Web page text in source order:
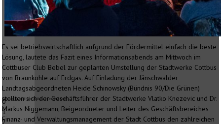
Der zukünftige Cottbusser Ostsee
0
1
Es sei betriebswirtschaftlich aufgrund der Fördermittel einfach die beste
Lösung, lautete das Fazit eines Informationsabends am Mittwoch im
Cottbuser Club Bebel zur geplanten Umstellung der Stadtwerke Cottbus
von Braunkohle auf Erdgas. Auf Einladung der Jänschwalder
Landtagsabgeordneten Heide Schinowsky (Bündnis 90/Die Grünen)
stellten sich der Geschäftsführer der Stadtwerke Vlatko Knezevic und Dr.
Markus Niggemann, Beigeordneter und Leiter des Geschäftsbereiches
Finanz- und Verwaltungsmanagement der Stadt Cottbus den zahlreichen